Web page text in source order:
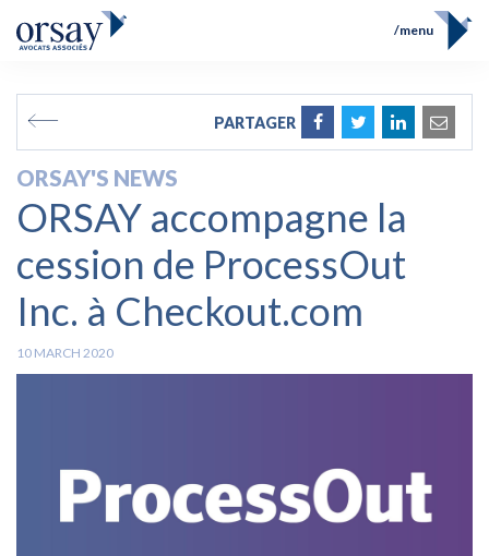
FR
menu
Expertises
Prix et Distinctions
Opérations
News
Contact
PARTAGER
ORSAY'S NEWS
ORSAY accompagne la
cession de ProcessOut
Inc. à Checkout.com
10 MARCH 2020